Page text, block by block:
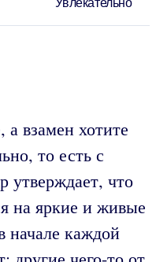
взамен хотите
то есть с
утверждает, что
на яркие и живые
начале каждой